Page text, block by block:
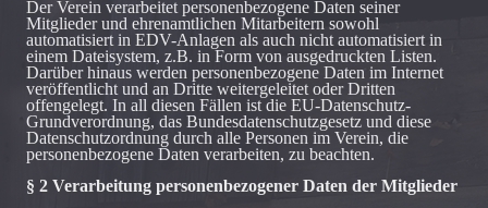
Der Verein verarbeitet personenbezogene Daten seiner
Mitglieder und ehrenamtlichen Mitarbeitern sowohl
automatisiert in EDV-Anlagen als auch nicht automatisiert in
einem Dateisystem, z.B. in Form von ausgedruckten Listen.
Darüber hinaus werden personenbezogene Daten im Internet
veröffentlicht und an Dritte weitergeleitet oder Dritten
offengelegt. In all diesen Fällen ist die EU-Datenschutz-
Grundverordnung, das Bundesdatenschutzgesetz und diese
Datenschutzordnung durch alle Personen im Verein, die
personenbezogene Daten verarbeiten, zu beachten.
§ 2 Verarbeitung personenbezogener Daten der Mitglieder